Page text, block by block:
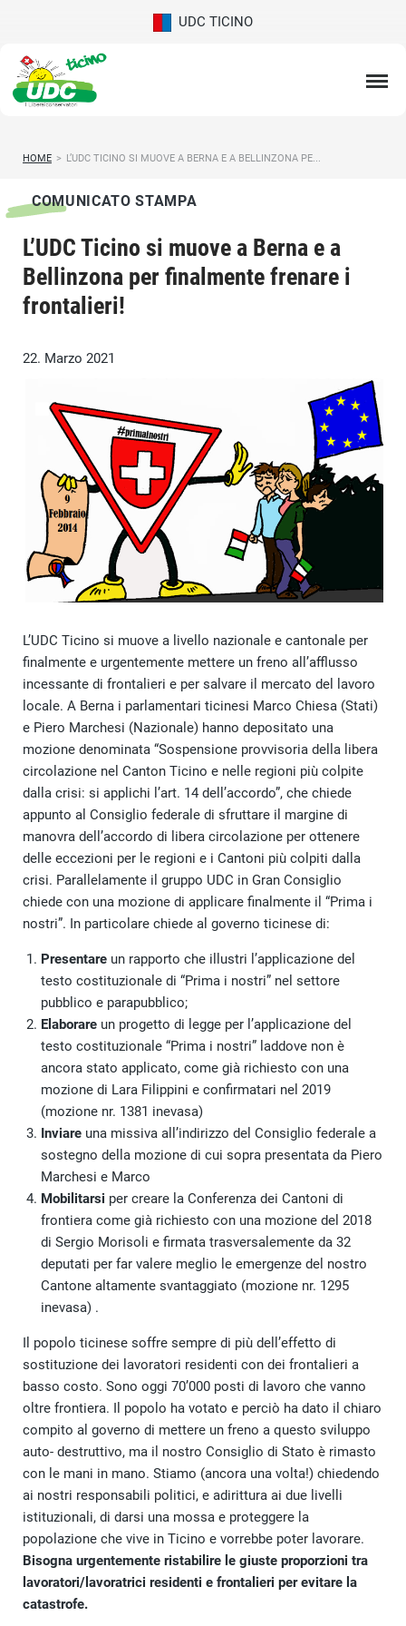
UDC TICINO
HOME > L’UDC TICINO SI MUOVE A BERNA E A BELLINZONA PE...
COMUNICATO STAMPA
L’UDC Ticino si muove a Berna e a
Bellinzona per finalmente frenare i
frontalieri!
22. Marzo 2021
L’UDC Ticino si muove a livello nazionale e cantonale per
finalmente e urgentemente mettere un freno all’afflusso
incessante di frontalieri e per salvare il mercato del lavoro
locale. A Berna i parlamentari ticinesi Marco Chiesa (Stati)
e Piero Marchesi (Nazionale) hanno depositato una
mozione denominata “Sospensione provvisoria della libera
circolazione nel Canton Ticino e nelle regioni più colpite
dalla crisi: si applichi l’art. 14 dell’accordo”, che chiede
appunto al Consiglio federale di sfruttare il margine di
manovra dell’accordo di libera circolazione per ottenere
delle eccezioni per le regioni e i Cantoni più colpiti dalla
crisi. Parallelamente il gruppo UDC in Gran Consiglio
chiede con una mozione di applicare finalmente il “Prima i
nostri”. In particolare chiede al governo ticinese di:
Presentare un rapporto che illustri l’applicazione del
testo costituzionale di “Prima i nostri” nel settore
pubblico e parapubblico;
Elaborare un progetto di legge per l’applicazione del
testo costituzionale “Prima i nostri” laddove non è
ancora stato applicato, come già richiesto con una
mozione di Lara Filippini e confirmatari nel 2019
(mozione nr. 1381 inevasa)
Inviare una missiva all’indirizzo del Consiglio federale a
sostegno della mozione di cui sopra presentata da Piero
Marchesi e Marco
Mobilitarsi per creare la Conferenza dei Cantoni di
frontiera come già richiesto con una mozione del 2018
di Sergio Morisoli e firmata trasversalemente da 32
deputati per far valere meglio le emergenze del nostro
Cantone altamente svantaggiato (mozione nr. 1295
inevasa) .
Il popolo ticinese soffre sempre di più dell’effetto di
sostituzione dei lavoratori residenti con dei frontalieri a
basso costo. Sono oggi 70’000 posti di lavoro che vanno
oltre frontiera. Il popolo ha votato e perciò ha dato il chiaro
compito al governo di mettere un freno a questo sviluppo
auto- destruttivo, ma il nostro Consiglio di Stato è rimasto
con le mani in mano. Stiamo (ancora una volta!) chiedendo
ai nostri responsabili politici, e adirittura ai due livelli
istituzionali, di darsi una mossa e proteggere la
popolazione che vive in Ticino e vorrebbe poter lavorare.
Bisogna urgentemente ristabilire le giuste proporzioni tra
lavoratori/lavoratrici residenti e frontalieri per evitare la
catastrofe.